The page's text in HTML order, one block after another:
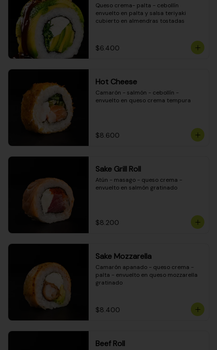
Queso crema- palta - cebollín
envuelto en palta y salsa teriyaki
cubierto en almendras tostadas
$6.400
Hot Cheese
Camarón - salmón - cebollín -
envuelto en queso crema tempura
$8.600
Sake Grill Roll
Atún - masago - queso crema -
envuelto en salmón gratinado
$8.200
Sake Mozzarella
Camarón apanado - queso crema -
palta - envuelto en queso mozzarella
gratinado
$8.400
Beef Roll